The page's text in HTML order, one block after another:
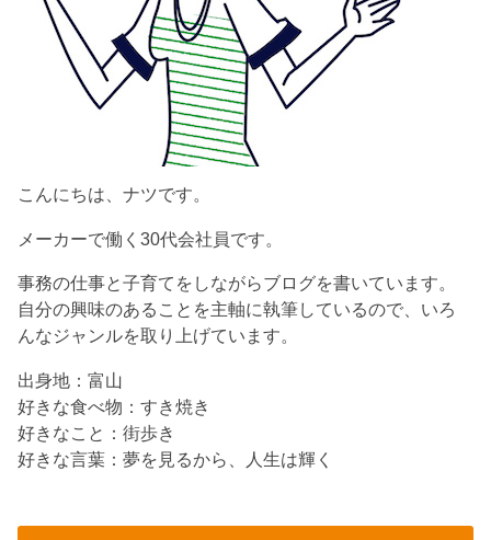
こんにちは、ナツです。
メーカーで働く30代会社員です。
事務の仕事と子育てをしながらブログを書いています。
自分の興味のあることを主軸に執筆しているので、いろ
んなジャンルを取り上げています。
出身地：富山
好きな食べ物：すき焼き
好きなこと：街歩き
好きな言葉：夢を見るから、人生は輝く